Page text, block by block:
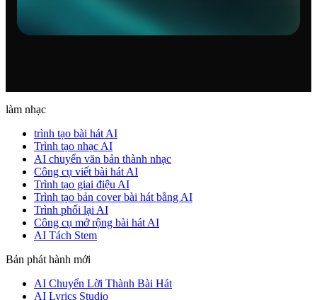
làm nhạc
trình tạo bài hát AI
Trình tạo nhạc AI
AI chuyển văn bản thành nhạc
Công cụ viết bài hát AI
Trình tạo giai điệu AI
Trình tạo bản cover bài hát bằng AI
Trình phối lại AI
Công cụ mở rộng bài hát AI
AI Tách Stem
Bản phát hành mới
AI Chuyển Lời Thành Bài Hát
AI Lyrics Studio